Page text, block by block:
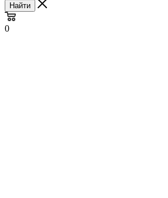
Найти
0